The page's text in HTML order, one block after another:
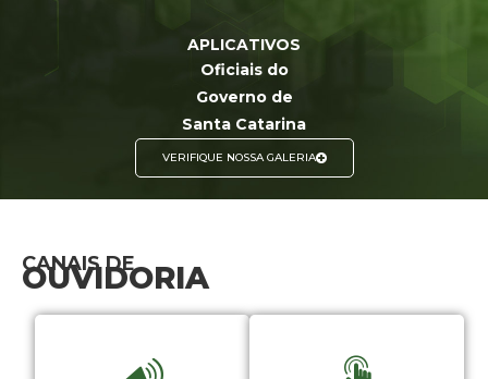
APLICATIVOS
Oficiais do
Governo de
Santa Catarina
VERIFIQUE NOSSA GALERIA
CANAIS DE
OUVIDORIA